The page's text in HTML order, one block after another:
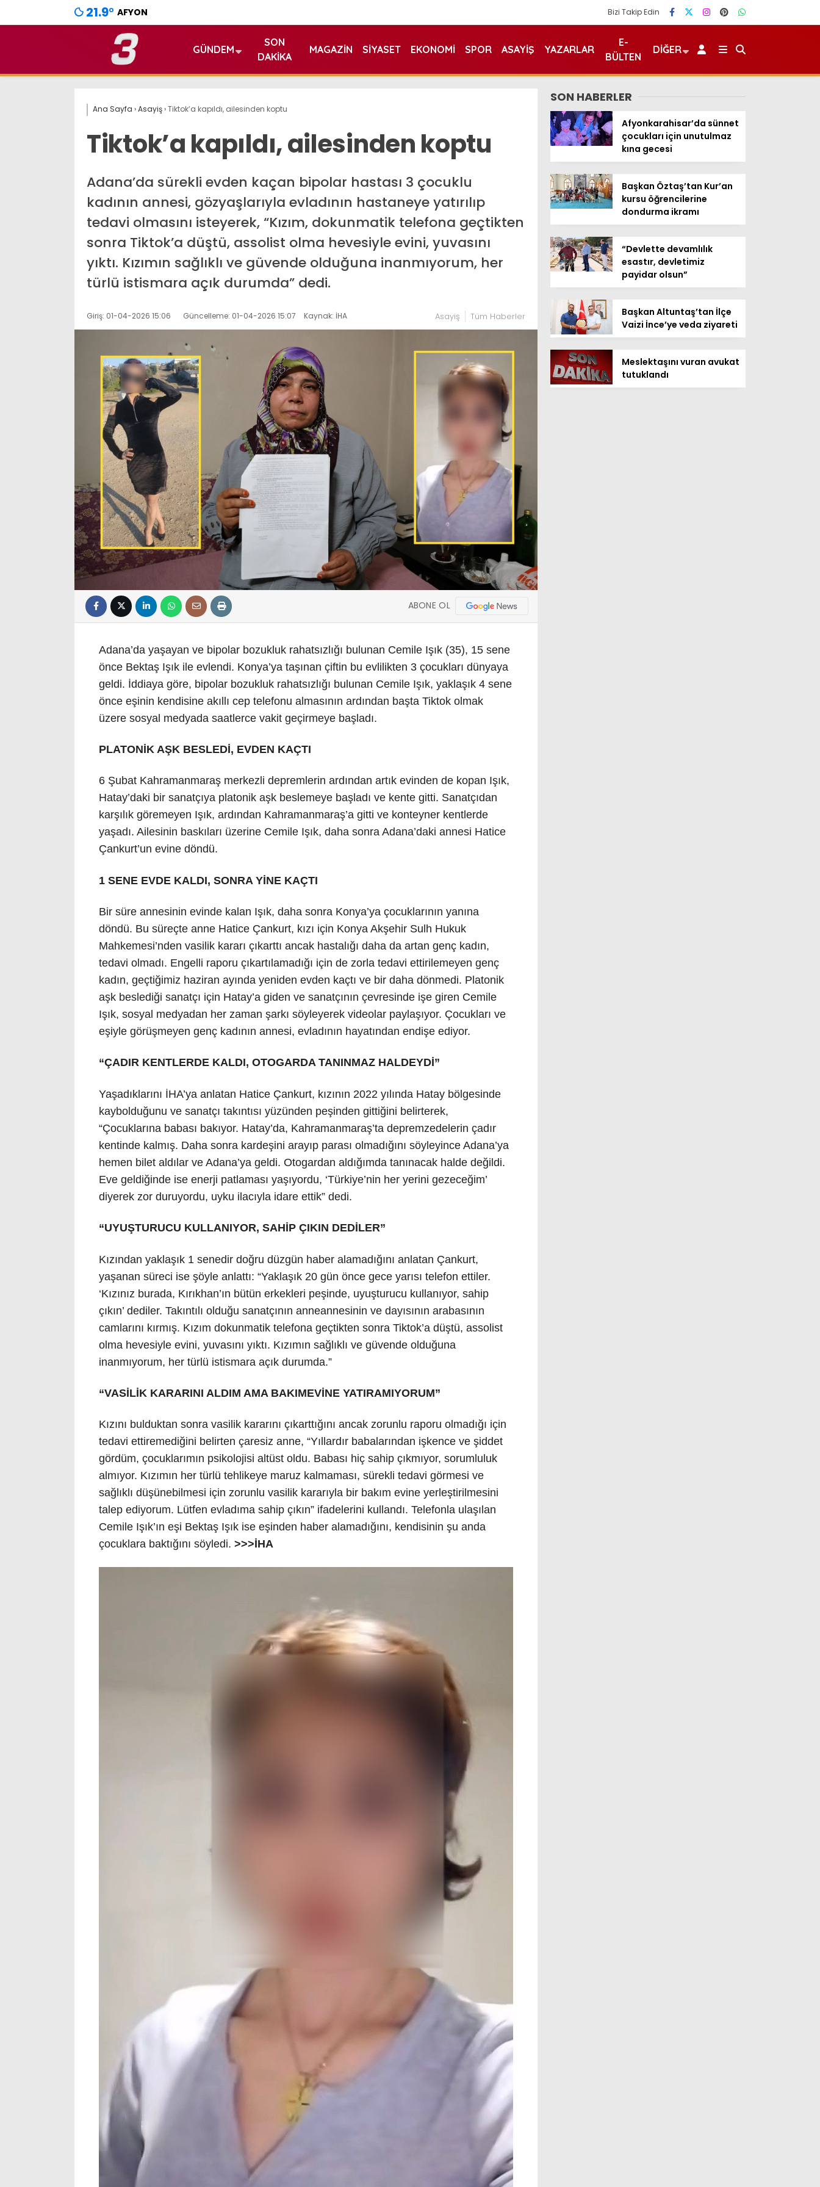
21.9° AFYON Bizi Takip Edin
GÜNDEM
SON
DAKIKA
MAGAZIN SIYASET EKONOMI SPOR ASAYIŞ YAZARLAR
E-
BÜLTEN
DIĞER
Ana Sayfa ›Asayiş›Tiktok’a kapıldı, ailesinden koptu
Tiktok’a kapıldı, ailesinden koptu
Adana’da sürekli evden kaçan bipolar hastası 3 çocuklu
kadının annesi, gözyaşlarıyla evladının hastaneye yatırılıp
tedavi olmasını isteyerek, “Kızım, dokunmatik telefona geçtikten
sonra Tiktok’a düştü, assolist olma hevesiyle evini, yuvasını
yıktı. Kızımın sağlıklı ve güvende olduğuna inanmıyorum, her
türlü istismara açık durumda” dedi.
Giriş: 01-04-2026 15:06 Güncelleme: 01-04-2026 15:07 Kaynak: İHA Asayiş Tüm Haberler
ABONE OL
Adana’da yaşayan ve bipolar bozukluk rahatsızlığı bulunan Cemile Işık (35), 15 sene
önce Bektaş Işık ile evlendi. Konya’ya taşınan çiftin bu evlilikten 3 çocukları dünyaya
geldi. İddiaya göre, bipolar bozukluk rahatsızlığı bulunan Cemile Işık, yaklaşık 4 sene
önce eşinin kendisine akıllı cep telefonu almasının ardından başta Tiktok olmak
üzere sosyal medyada saatlerce vakit geçirmeye başladı.
PLATONİK AŞK BESLEDİ, EVDEN KAÇTI
6 Şubat Kahramanmaraş merkezli depremlerin ardından artık evinden de kopan Işık,
Hatay’daki bir sanatçıya platonik aşk beslemeye başladı ve kente gitti. Sanatçıdan
karşılık göremeyen Işık, ardından Kahramanmaraş’a gitti ve konteyner kentlerde
yaşadı. Ailesinin baskıları üzerine Cemile Işık, daha sonra Adana’daki annesi Hatice
Çankurt’un evine döndü.
1 SENE EVDE KALDI, SONRA YİNE KAÇTI
Bir süre annesinin evinde kalan Işık, daha sonra Konya’ya çocuklarının yanına
döndü. Bu süreçte anne Hatice Çankurt, kızı için Konya Akşehir Sulh Hukuk
Mahkemesi’nden vasilik kararı çıkarttı ancak hastalığı daha da artan genç kadın,
tedavi olmadı. Engelli raporu çıkartılamadığı için de zorla tedavi ettirilemeyen genç
kadın, geçtiğimiz haziran ayında yeniden evden kaçtı ve bir daha dönmedi. Platonik
aşk beslediği sanatçı için Hatay’a giden ve sanatçının çevresinde işe giren Cemile
Işık, sosyal medyadan her zaman şarkı söyleyerek videolar paylaşıyor. Çocukları ve
eşiyle görüşmeyen genç kadının annesi, evladının hayatından endişe ediyor.
“ÇADIR KENTLERDE KALDI, OTOGARDA TANINMAZ HALDEYDİ”
Yaşadıklarını İHA’ya anlatan Hatice Çankurt, kızının 2022 yılında Hatay bölgesinde
kaybolduğunu ve sanatçı takıntısı yüzünden peşinden gittiğini belirterek,
“Çocuklarına babası bakıyor. Hatay’da, Kahramanmaraş’ta depremzedelerin çadır
kentinde kalmış. Daha sonra kardeşini arayıp parası olmadığını söyleyince Adana’ya
hemen bilet aldılar ve Adana’ya geldi. Otogardan aldığımda tanınacak halde değildi.
Eve geldiğinde ise enerji patlaması yaşıyordu, ‘Türkiye’nin her yerini gezeceğim’
diyerek zor duruyordu, uyku ilacıyla idare ettik” dedi.
“UYUŞTURUCU KULLANIYOR, SAHİP ÇIKIN DEDİLER”
Kızından yaklaşık 1 senedir doğru düzgün haber alamadığını anlatan Çankurt,
yaşanan süreci ise şöyle anlattı: “Yaklaşık 20 gün önce gece yarısı telefon ettiler.
‘Kızınız burada, Kırıkhan’ın bütün erkekleri peşinde, uyuşturucu kullanıyor, sahip
çıkın’ dediler. Takıntılı olduğu sanatçının anneannesinin ve dayısının arabasının
camlarını kırmış. Kızım dokunmatik telefona geçtikten sonra Tiktok’a düştü, assolist
olma hevesiyle evini, yuvasını yıktı. Kızımın sağlıklı ve güvende olduğuna
inanmıyorum, her türlü istismara açık durumda.”
“VASİLİK KARARINI ALDIM AMA BAKIMEVİNE YATIRAMIYORUM”
Kızını bulduktan sonra vasilik kararını çıkarttığını ancak zorunlu raporu olmadığı için
tedavi ettiremediğini belirten çaresiz anne, “Yıllardır babalarından işkence ve şiddet
gördüm, çocuklarımın psikolojisi altüst oldu. Babası hiç sahip çıkmıyor, sorumluluk
almıyor. Kızımın her türlü tehlikeye maruz kalmaması, sürekli tedavi görmesi ve
sağlıklı düşünebilmesi için zorunlu vasilik kararıyla bir bakım evine yerleştirilmesini
talep ediyorum. Lütfen evladıma sahip çıkın” ifadelerini kullandı. Telefonla ulaşılan
Cemile Işık’ın eşi Bektaş Işık ise eşinden haber alamadığını, kendisinin şu anda
çocuklara baktığını söyledi. >>>İHA
SON HABERLER
Afyonkarahisar’da sünnet
çocukları için unutulmaz
kına gecesi
Başkan Öztaş’tan Kur’an
kursu öğrencilerine
dondurma ikramı
“Devlette devamlılık
esastır, devletimiz
payidar olsun”
Başkan Altuntaş’tan İlçe
Vaizi İnce’ye veda ziyareti
Meslektaşını vuran avukat
tutuklandı